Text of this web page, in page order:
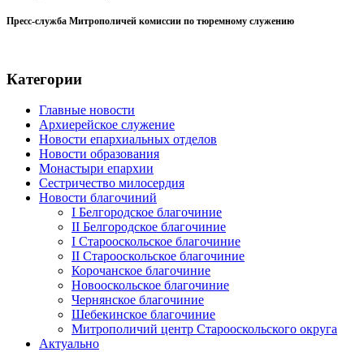
Пресс-служба Митрополичей комиссии по тюремному служению
Категории
Главные новости
Архиерейское служение
Новости епархиальных отделов
Новости образования
Монастыри епархии
Сестричество милосердия
Новости благочиний
I Белгородское благочиние
II Белгородское благочиние
I Старооскольское благочиние
II Старооскольское благочиние
Корочанское благочиние
Новооскольское благочиние
Чернянское благочиние
Шебекинское благочиние
Митрополичий центр Старооскольского округа
Актуально